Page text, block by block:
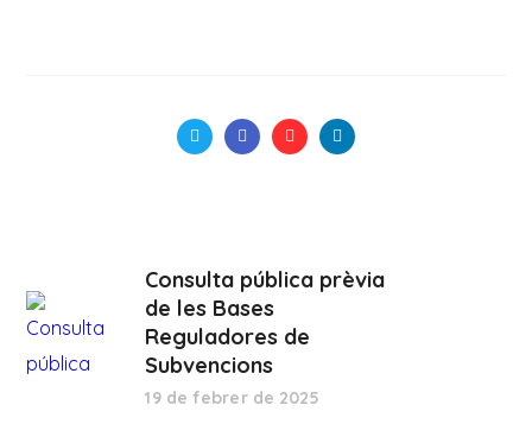
Consulta pública prèvia
de les Bases
Reguladores de
Subvencions
19 de febrer de 2025